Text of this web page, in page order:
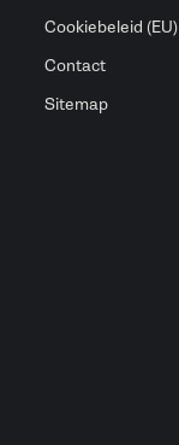
Cookiebeleid (EU)
Contact
Sitemap